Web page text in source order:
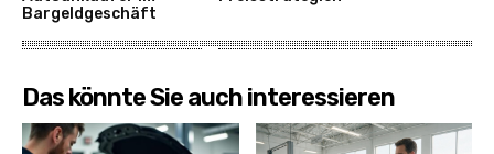
Bargeldgeschäft
Das könnte Sie auch interessieren